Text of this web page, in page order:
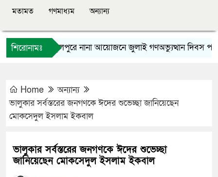
মতামত গণমাধ্যম অন্যান্য
শিরোনামঃফুলপুরে নানা আয়োজনে জুলাই গণঅভ্যুত্থান দিবস পালিত
Home
অন্যান্য
ভালুকার সর্বস্তরের জনগণকে ঈদের শুভেচ্ছা জানিয়েছেন
মোকসেদুল ইসলাম ইকবাল
ভালুকার সর্বস্তরের জনগণকে ঈদের শুভেচ্ছা
জানিয়েছেন মোকসেদুল ইসলাম ইকবাল